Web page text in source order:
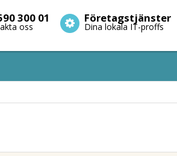
300 01
oss
Företagstjänster
Dina lokala IT-proffs